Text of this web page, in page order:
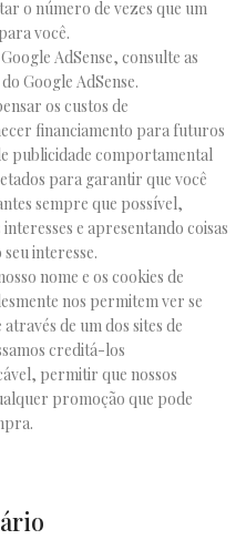
o número de vezes que um
você.
AdSense, consulte as
Google AdSense.
os custos de
financiamento para futuros
publicidade comportamental
para garantir que você
sempre que possível,
e apresentando coisas
interesse.
nome e os cookies de
nos permitem ver se
de um dos sites de
creditá-los
permitir que nossos
promoção que pode